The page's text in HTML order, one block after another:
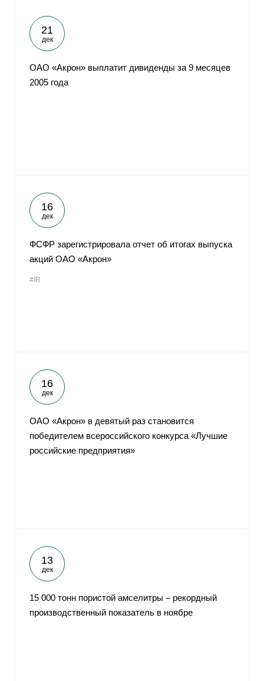
21
дек
ОАО «Акрон» выплатит дивиденды за 9 месяцев
2005 года
16
дек
ФСФР зарегистрировала отчет об итогах выпуска
акций ОАО «Акрон»
#IR
16
дек
ОАО «Акрон» в девятый раз становится
победителем всероссийского конкурса «Лучшие
российские предприятия»
13
дек
15 000 тонн пористой амселитры – рекордный
производственный показатель в ноябре